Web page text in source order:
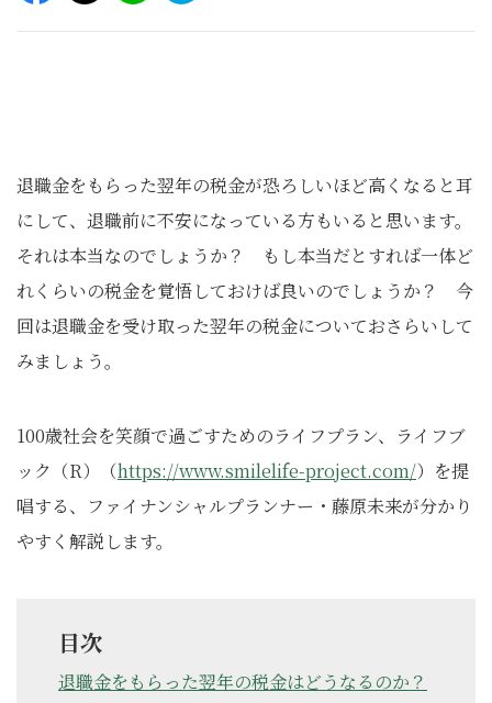
退職金をもらった翌年の税金が恐ろしいほど高くなると耳
にして、退職前に不安になっている方もいると思います。
それは本当なのでしょうか？ もし本当だとすれば一体ど
れくらいの税金を覚悟しておけば良いのでしょうか？ 今
回は退職金を受け取った翌年の税金についておさらいして
みましょう。
100歳社会を笑顔で過ごすためのライフプラン、ライフブ
ック（R）（https://www.smilelife-project.com/）を提
唱する、ファイナンシャルプランナー・藤原未来が分かり
やすく解説します。
目次
退職金をもらった翌年の税金はどうなるのか？